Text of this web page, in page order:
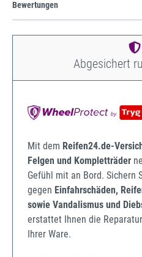
Bewertungen
Abgesichert
Mit dem Reifen24.de-
Felgen und Kompletträder
Gefühl mit an Bord. Sichern
gegen Einfahrschäden,
sowie Vandalismus und
erstattet Ihnen die
Ihrer Ware.